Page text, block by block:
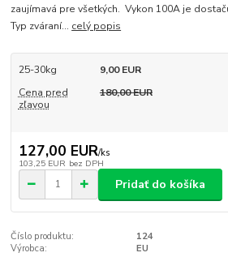
zaujímavá pre všetkých. Vykon 100A je
Typ zváraní... celý popis
25-30kg
9,00 EUR
Cena pred
zľavou
180,00 EUR
127,00 EUR/ks
103,25 EUR bez DPH
Pridať do košíka
Číslo produktu:
124
Výrobca:
EU